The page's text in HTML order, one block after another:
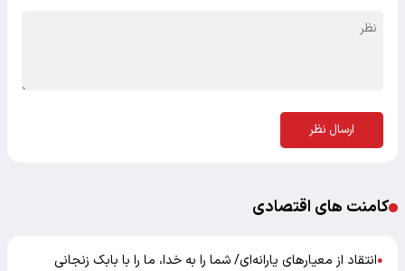
ارسال نظر
کامنت های اقتصادی
●انتقاد از معیارهای یارانه‌ای/ شما را به خدا، ما را با بابک زنجانی